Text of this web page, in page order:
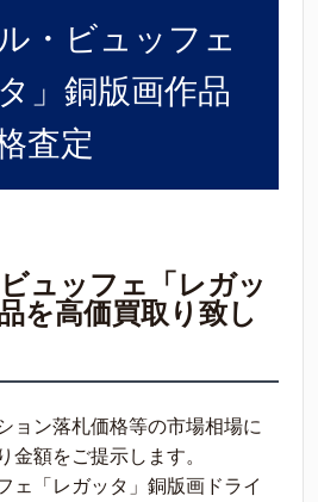
・ビュッフェ
」銅版画作品
査定
ュッフェ「レガッ
を高価買取り致し
ョン落札価格等の市場相場に
金額をご提示します。
ェ「レガッタ」銅版画ドライ